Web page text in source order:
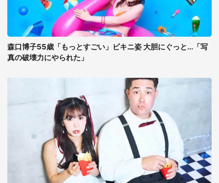
森口博子55歳「もっとすごい」ビキニ姿 大胆にぐっと...「写
真の破壊力にやられた」